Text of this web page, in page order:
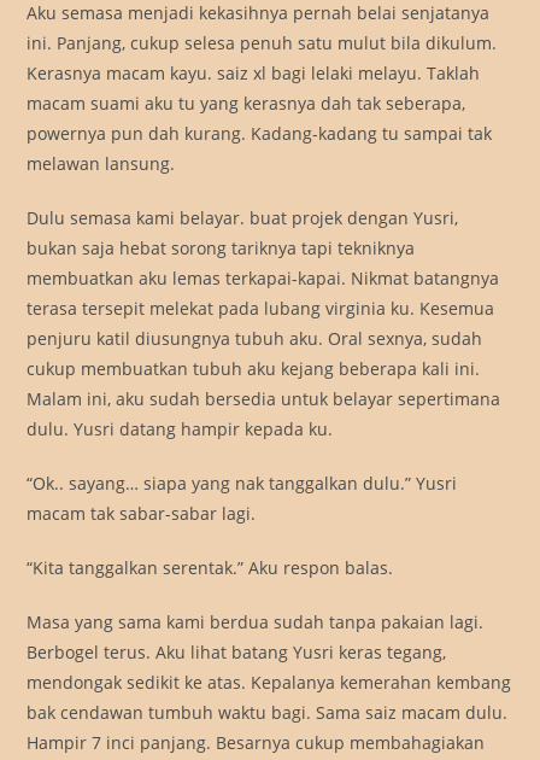
Aku semasa menjadi kekasihnya pernah belai senjatanya
ini. Panjang, cukup selesa penuh satu mulut bila dikulum.
Kerasnya macam kayu. saiz xl bagi lelaki melayu. Taklah
macam suami aku tu yang kerasnya dah tak seberapa,
powernya pun dah kurang. Kadang-kadang tu sampai tak
melawan lansung.
Dulu semasa kami belayar. buat projek dengan Yusri,
bukan saja hebat sorong tariknya tapi tekniknya
membuatkan aku lemas terkapai-kapai. Nikmat batangnya
terasa tersepit melekat pada lubang virginia ku. Kesemua
penjuru katil diusungnya tubuh aku. Oral sexnya, sudah
cukup membuatkan tubuh aku kejang beberapa kali ini.
Malam ini, aku sudah bersedia untuk belayar sepertimana
dulu. Yusri datang hampir kepada ku.
“Ok.. sayang… siapa yang nak tanggalkan dulu.” Yusri
macam tak sabar-sabar lagi.
“Kita tanggalkan serentak.” Aku respon balas.
Masa yang sama kami berdua sudah tanpa pakaian lagi.
Berbogel terus. Aku lihat batang Yusri keras tegang,
mendongak sedikit ke atas. Kepalanya kemerahan kembang
bak cendawan tumbuh waktu bagi. Sama saiz macam dulu.
Hampir 7 inci panjang. Besarnya cukup membahagiakan